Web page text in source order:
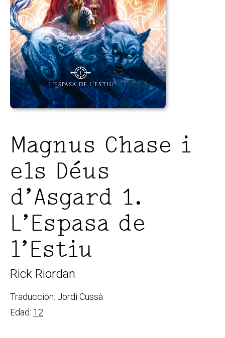
Magnus Chase i
els Déus
d’Asgard 1.
L’Espasa de
l’Estiu
Rick Riordan
Traducción: Jordi Cussà
Edad: 12